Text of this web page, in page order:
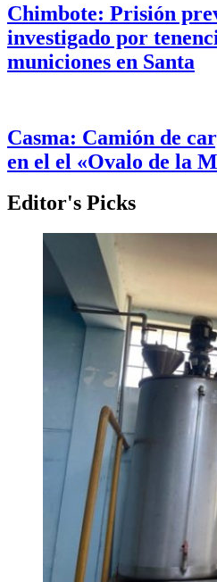
Chimbote: Prisión
investigado por
municiones en Santa
Casma: Camión de
en el el «Ovalo de la
Editor's Picks